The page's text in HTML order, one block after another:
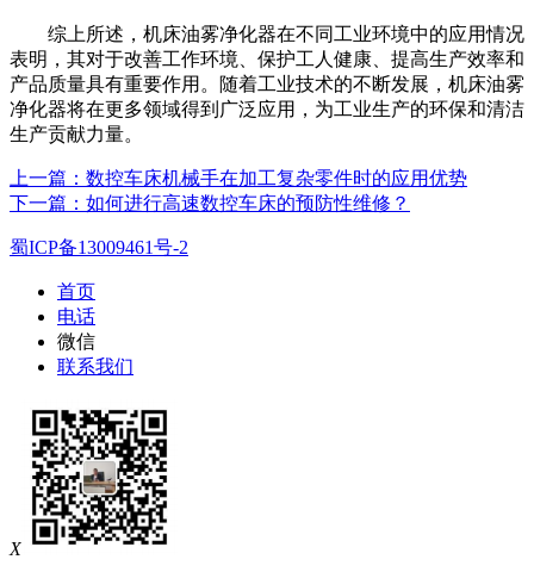
综上所述，机床油雾净化器在不同工业环境中的应用情况
表明，其对于改善工作环境、保护工人健康、提高生产效率和
产品质量具有重要作用。随着工业技术的不断发展，机床油雾
净化器将在更多领域得到广泛应用，为工业生产的环保和清洁
生产贡献力量。
上一篇：数控车床机械手在加工复杂零件时的应用优势
下一篇：如何进行高速数控车床的预防性维修？
蜀ICP备13009461号-2
首页
电话
微信
联系我们
X